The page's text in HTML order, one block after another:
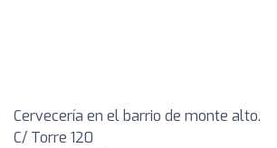
Cervecería en el barrio de monte alto.
C/ Torre 120